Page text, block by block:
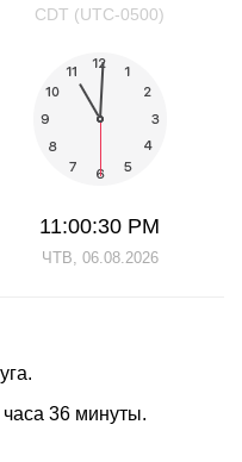
CDT (UTC-0500)
11:00:30 PM
ЧТВ, 06.08.2026
часа 36 минуты.